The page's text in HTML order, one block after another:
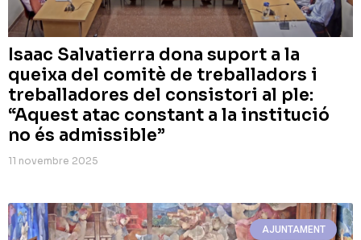
Isaac Salvatierra dona suport a la
queixa del comitè de treballadors i
treballadores del consistori al ple:
“Aquest atac constant a la institució
no és admissible”
11 novembre 2025
AJUNTAMENT